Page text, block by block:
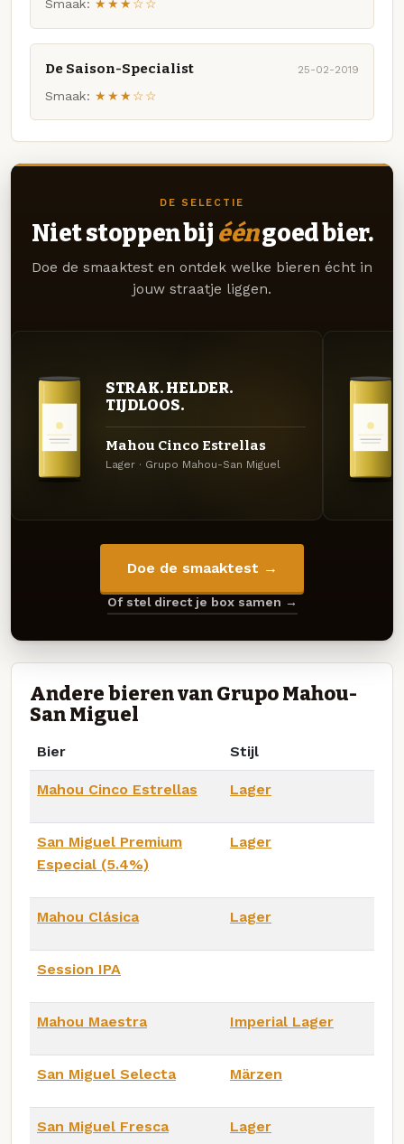
Smaak: ★★★☆☆
De Saison-Specialist 25-02-2019
Smaak: ★★★☆☆
DE SELECTIE
Niet stoppen bij ééngoed bier.
Doe de smaaktest en ontdek welke bieren écht in
jouw straatje liggen.
STRAK. HELDER.
TIJDLOOS.
Mahou Cinco Estrellas
Lager · Grupo Mahou-San Miguel
Doe de smaaktest →
Of stel direct je box samen →
Andere bieren van Grupo Mahou-
San Miguel
Bier Stijl
Mahou Cinco Estrellas Lager
San Miguel Premium
Especial (5.4%)
Lager
Mahou Clásica Lager
Session IPA
Mahou Maestra Imperial Lager
San Miguel Selecta Märzen
San Miguel Fresca Lager